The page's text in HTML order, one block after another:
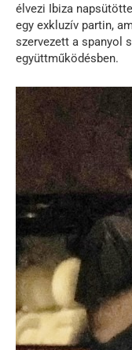
élvezi Ibiza
egy exkluzív partin,
szervezett a spanyol
együttműködésben.